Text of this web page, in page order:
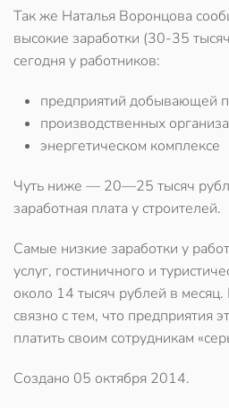
Так же Наталья Воронцова
высокие заработки (30-35
сегодня у работников:
предприятий добывающей
производственных
энергетическом комплексе
Чуть ниже — 20—25 тысяч
заработная плата у строителей.
Самые низкие заработки у
услуг, гостиничного и
около 14 тысяч рублей в
связно с тем, что предприятия
платить своим сотрудникам
Создано 05 октября 2014.